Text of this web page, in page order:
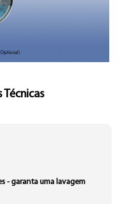
- garanta uma lavagem